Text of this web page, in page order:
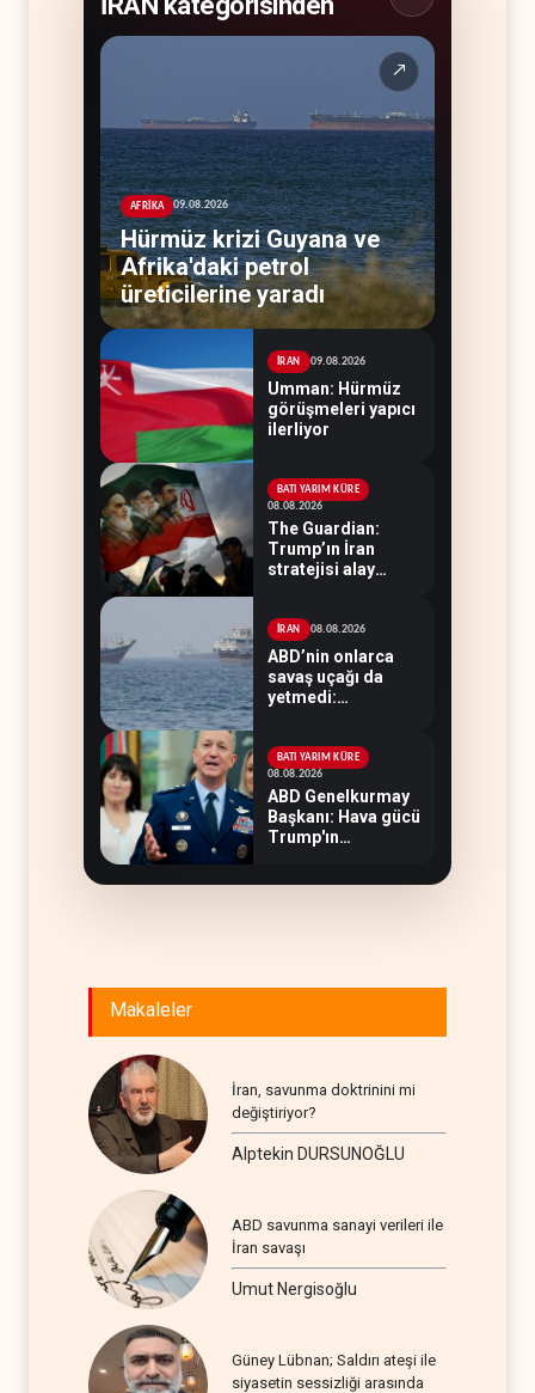
↗
AFRİKA 09.08.2026
Hürmüz krizi Guyana ve
Afrika'daki petrol
üreticilerine yaradı
İRAN 09.08.2026
Umman: Hürmüz
görüşmeleri yapıcı
ilerliyor
BATI YARIM KÜRE
08.08.2026
The Guardian:
Trump’ın İran
stratejisi alay
İRAN 08.08.2026
ABD’nin onlarca
savaş uçağı da
yetmedi:
BATI YARIM KÜRE
08.08.2026
ABD Genelkurmay
Başkanı: Hava gücü
Trump'ın
Makaleler
İran, savunma doktrinini mi
değiştiriyor?
Alptekin DURSUNOĞLU
ABD savunma sanayi verileri ile
İran savaşı
Umut Nergisoğlu
Güney Lübnan; Saldırı ateşi ile
siyasetin sessizliği arasında